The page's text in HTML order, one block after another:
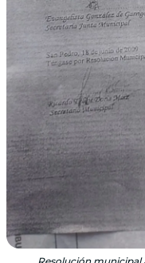
Resolución municipal